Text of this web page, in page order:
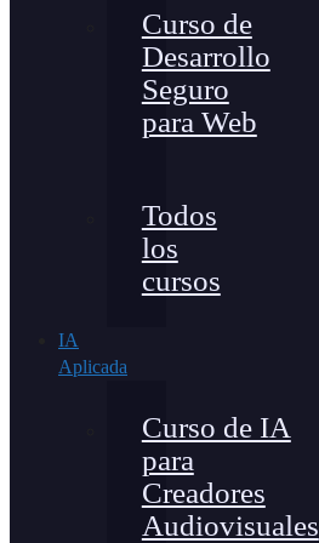
Curso de
Desarrollo
Seguro
para Web
Todos
los
cursos
IA
Aplicada
Curso de IA
para
Creadores
Audiovisuales